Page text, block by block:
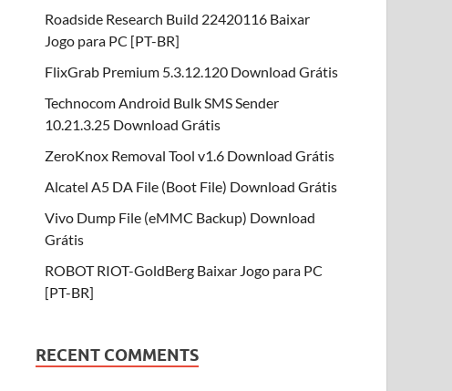
Roadside Research Build 22420116 Baixar
Jogo para PC [PT-BR]
FlixGrab Premium 5.3.12.120 Download Grátis
Technocom Android Bulk SMS Sender
10.21.3.25 Download Grátis
ZeroKnox Removal Tool v1.6 Download Grátis
Alcatel A5 DA File (Boot File) Download Grátis
Vivo Dump File (eMMC Backup) Download
Grátis
ROBOT RIOT-GoldBerg Baixar Jogo para PC
[PT-BR]
RECENT COMMENTS